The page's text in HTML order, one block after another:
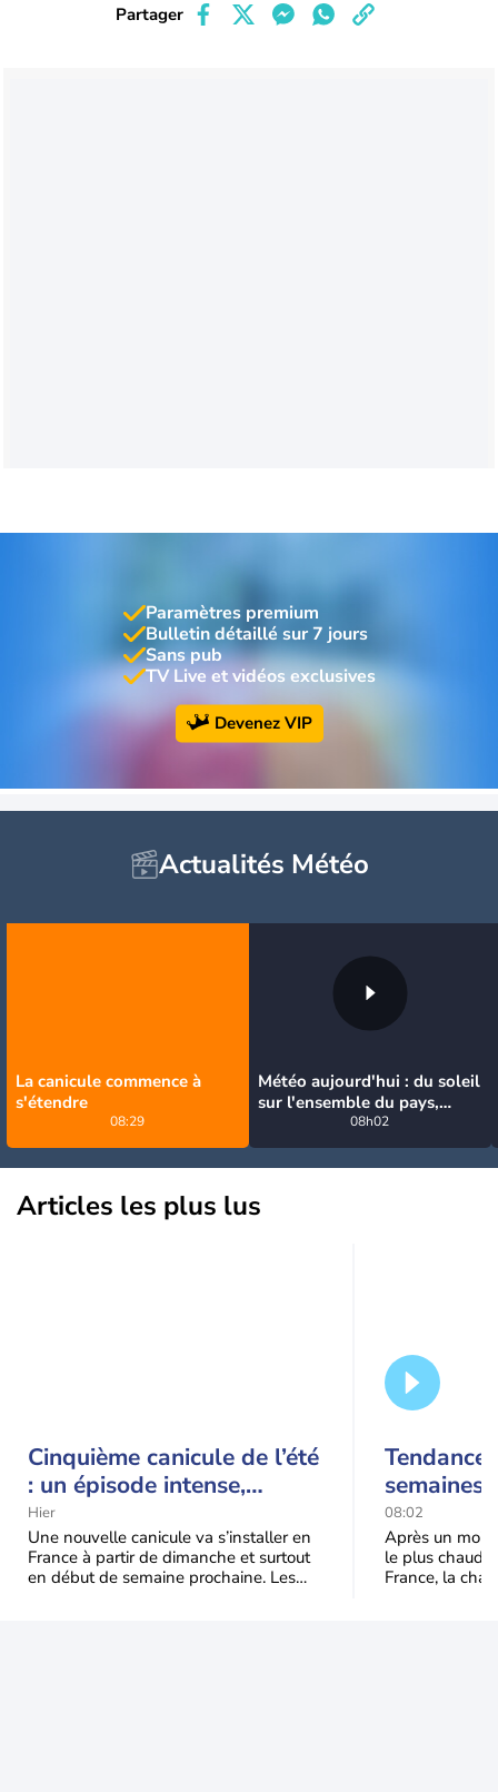
Partager
Paramètres premium
Bulletin détaillé sur 7 jours
Sans pub
TV Live et vidéos exclusives
Devenez VIP
Actualités Météo
La canicule commence à
s'étendre
08:29
Météo aujourd'hui : du soleil
sur l'ensemble du pays,
jusqu'à 40°C au sud-est
08h02
Articles les plus lus
Cinquième canicule de l’été
: un épisode intense,
durable et étendu la
semaine prochaine
Hier
Une nouvelle canicule va s’installer en
France à partir de dimanche et surtout
en début de semaine prochaine. Les
Tendance
semaines
septembre
08:02
Après un
le plus chaud
France, la